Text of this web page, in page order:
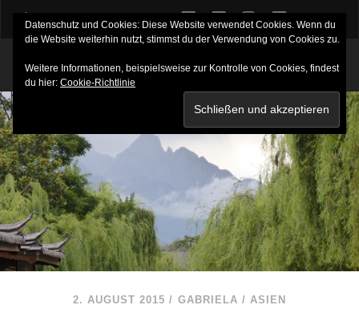
twitterfacebookinstagram
youtube
2. AUGUST 2015 / GABRIELA / ASIEN
Datenschutz und Cookies: Diese Website verwendet Cookies. Wenn du
die Website weiterhin nutzt, stimmst du der Verwendung von Cookies zu.
Weitere Informationen, beispielsweise zur Kontrolle von Cookies, findest
du hier: Cookie-Richtlinie